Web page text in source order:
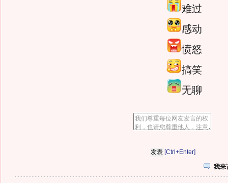
难过
感动
愤怒
搞笑
无聊
[Ctrl+Enter]
我来